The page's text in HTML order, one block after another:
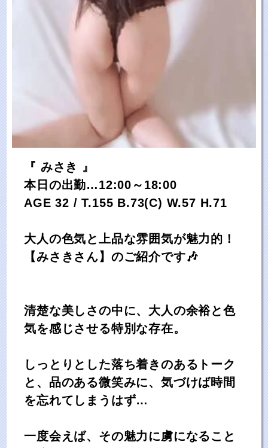
『 みさき 』
本日の出勤…12:00～18:00
AGE 32 / T.155 B.73(C) W.57 H.71
大人の色気と上品な雰囲気が魅力的！
【みさきさん】のご紹介です🎶
清楚な美しさの中に、大人の余裕と色
気を感じさせる特別な存在。
しっとりとした落ち着きのあるトーク
と、品のある微笑みに、気づけば時間
を忘れてしまうはず…
一度会えば、その魅力に虜になること